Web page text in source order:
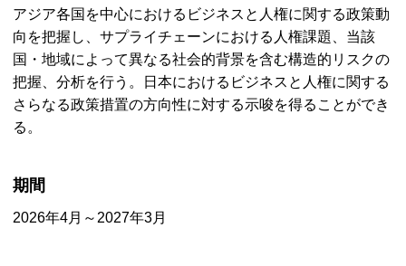
アジア各国を中心におけるビジネスと人権に関する政策動
向を把握し、サプライチェーンにおける人権課題、当該
国・地域によって異なる社会的背景を含む構造的リスクの
把握、分析を行う。日本におけるビジネスと人権に関する
さらなる政策措置の方向性に対する示唆を得ることができ
る。
期間
2026年4月～2027年3月